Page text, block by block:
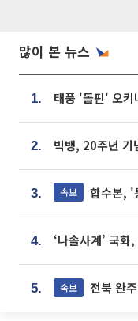
많이 본 뉴스
1.
2.
3. 속보 합수본, '통계
4.
5. 속보 전북 완